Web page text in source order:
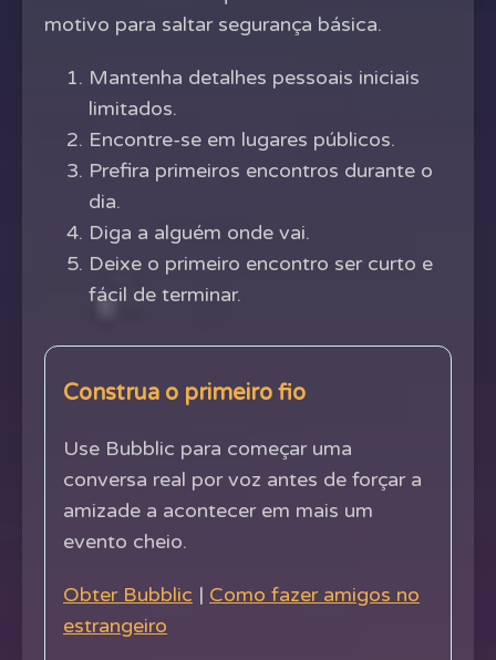
motivo para saltar segurança básica.
Mantenha detalhes pessoais iniciais
limitados.
Encontre-se em lugares públicos.
Prefira primeiros encontros durante o
dia.
Diga a alguém onde vai.
Deixe o primeiro encontro ser curto e
fácil de terminar.
Construa o primeiro fio
Use Bubblic para começar uma
conversa real por voz antes de forçar a
amizade a acontecer em mais um
evento cheio.
Obter Bubblic | Como fazer amigos no
estrangeiro